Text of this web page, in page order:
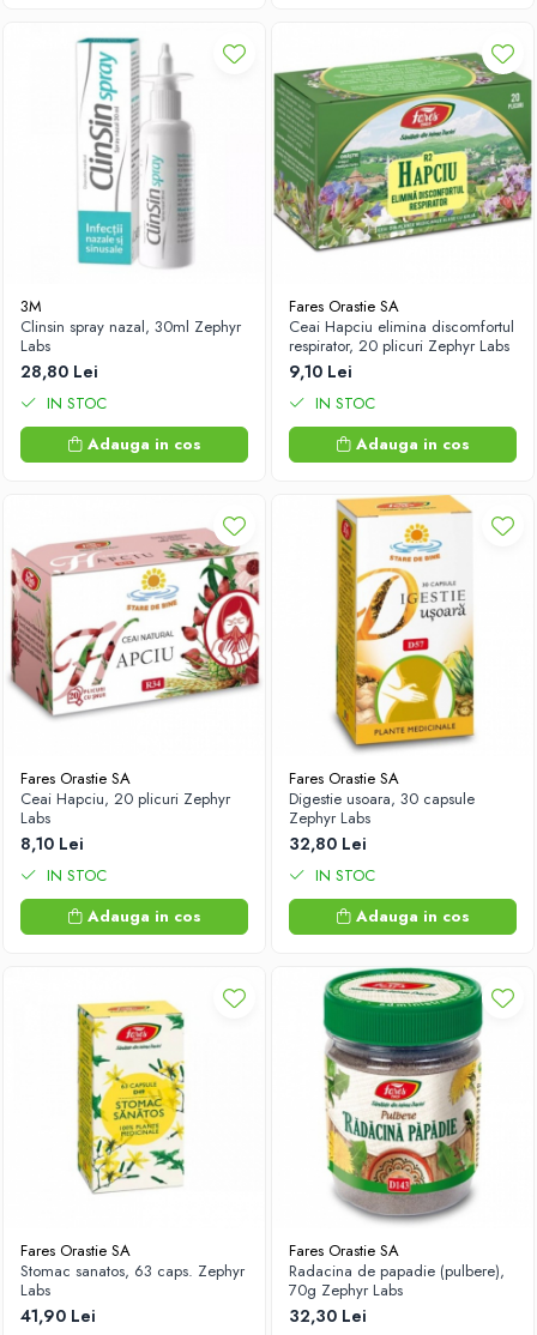
3M
Clinsin spray nazal, 30ml Zephyr
Labs
28,80 Lei
IN STOC
Adauga in cos
Fares Orastie SA
Ceai Hapciu elimina discomfortul
respirator, 20 plicuri Zephyr Labs
9,10 Lei
IN STOC
Adauga in cos
Fares Orastie SA
Ceai Hapciu, 20 plicuri Zephyr
Labs
8,10 Lei
IN STOC
Adauga in cos
Fares Orastie SA
Digestie usoara, 30 capsule
Zephyr Labs
32,80 Lei
IN STOC
Adauga in cos
Fares Orastie SA
Stomac sanatos, 63 caps. Zephyr
Labs
41,90 Lei
Fares Orastie SA
Radacina de papadie (pulbere),
70g Zephyr Labs
32,30 Lei